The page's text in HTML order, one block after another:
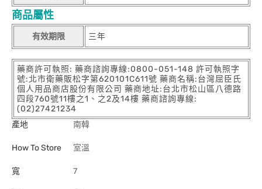
商品屬性
有效期限 三年
藥商許可執照: 藥商諮詢專線:0800-051-148 許可執照字
號:北市衛藥販松字第620101C611號 藥商名稱:台灣屈臣氏
個人用品商店股份有限公司 藥商地址:台北市松山區八德路
四段760號11樓之1、之2及14樓 藥商諮詢專線:
(02)27421234
產地
南韓
How To Store 室溫
寬 7